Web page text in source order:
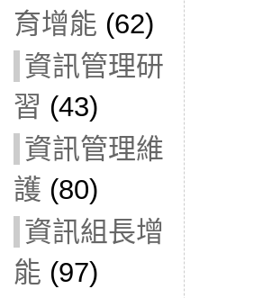
育增能 (62)
資訊管理研
習 (43)
資訊管理維
護 (80)
資訊組長增
能 (97)